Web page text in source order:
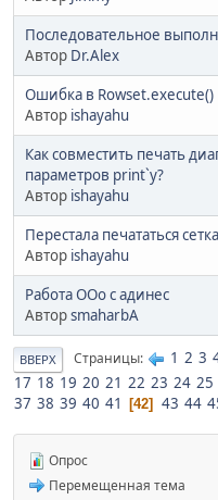
Последовательное
Автор Dr.Alex
Ошибка в Rowset.execute()
Автор ishayahu
Как совместить печать
параметров print`у?
Автор ishayahu
Перестала печататься сетка
Автор ishayahu
Работа ООо с адинес
АвторsmaharbA
ВВЕРХ Страницы 1 2 3
17 18 19 20 21 22 23 24 25
37 38 39 40 41 42 43 44
Опрос
Перемещенная тема